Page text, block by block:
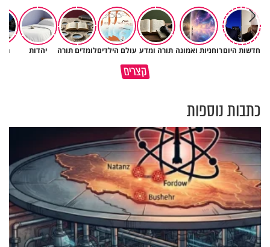
חדשות היוםרוחניות ואמונה תורה ומדע עולם הילדיםלומדים תורה יהדות
קצרים
תעצרו לפני שאתם מוציאים דיבה
כתבות נוספות